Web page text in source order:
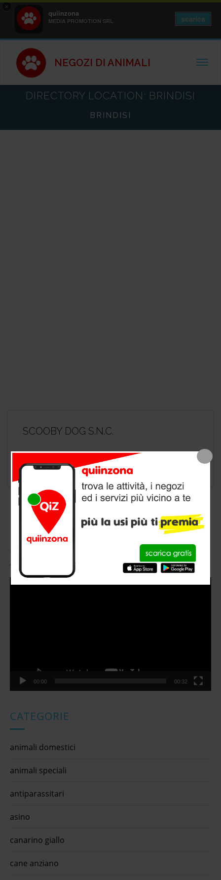
×
quiinzona
MEDIA PROMOTION SRL scarica
NEGOZI DI ANIMALI
DIRECTORY LOCATION: BRINDISI
BRINDISI
SCOOBY DOG S.N.C.
negozio animali a Brindisi, provincia di Brindisi
CONOSCI QUIINZONA?
Video
00:00 00:32
CATEGORIE
animali domestici
animali speciali
antiparassitari
asino
canarino giallo
cane anziano